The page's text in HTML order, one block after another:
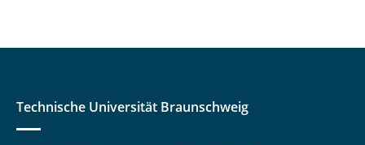
Technische Universität Braunschweig